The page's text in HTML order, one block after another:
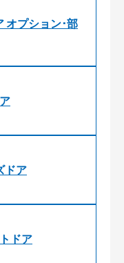
オプション･部
ドア
ドア